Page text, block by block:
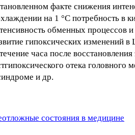
факте снижения
на 1 °С потребность в
обменных процессов
гипоксических
часа после
отека
и др.
состояния в медицине